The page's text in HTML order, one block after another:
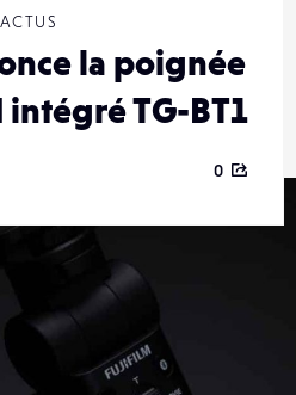
ACTUS
la poignée
TG-BT1
0